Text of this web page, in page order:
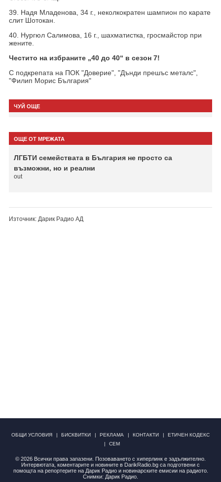
39. Надя Младенова, 34 г., неколкократен шампион по карате
слит Шотокан.
40. Нургюл Салимова, 16 г., шахматистка, гросмайстор при
жените.
Честито на избраните „40 до 40“ в сезон 7!
С подкрепата на ПОК "Доверие", "Дънди прешъс металс",
"Филип Морис България"
ЧУЙ ОЩЕ
ОЩЕ ОТ МРЕЖАТА
ЛГБТИ семействата в България не просто са
възможни, но и реални
out
Източник: Дарик Радио АД
ОБЩИ УСЛОВИЯ БИСКВИТКИ РЕКЛАМА КОНТАКТИ
ЕТИЧЕН КОДЕКС
СЕМ
© 2026 Всички права запазени. Позоваването с хиперлинк е задължително.
Интервютата, коментарите и новините в DarikRadio.bg са подготвени с
помощта на репортерите на Дарик Радио и новинарските емисии на радиото.
Снимки: Дарик Радио.